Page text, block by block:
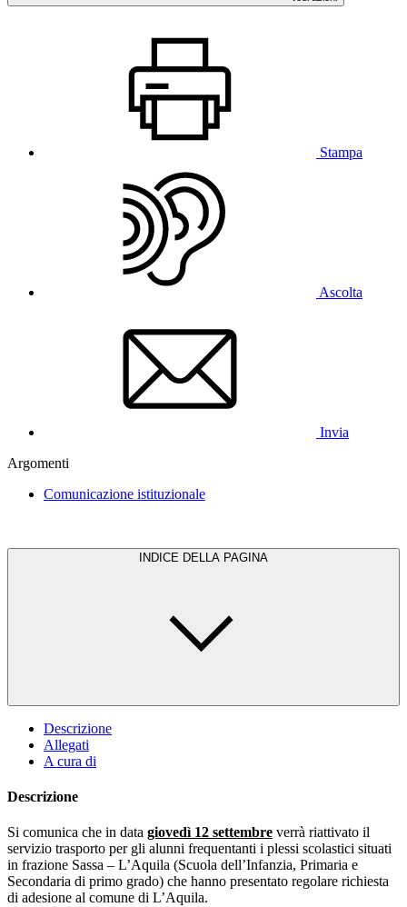
Stampa
Ascolta
Invia
Argomenti
Comunicazione istituzionale
INDICE DELLA PAGINA
Descrizione
Allegati
A cura di
Descrizione
Si comunica che in data giovedì 12 settembre verrà riattivato il
servizio trasporto per gli alunni frequentanti i plessi scolastici situati
in frazione Sassa – L’Aquila (Scuola dell’Infanzia, Primaria e
Secondaria di primo grado) che hanno presentato regolare richiesta
di adesione al comune di L’Aquila.